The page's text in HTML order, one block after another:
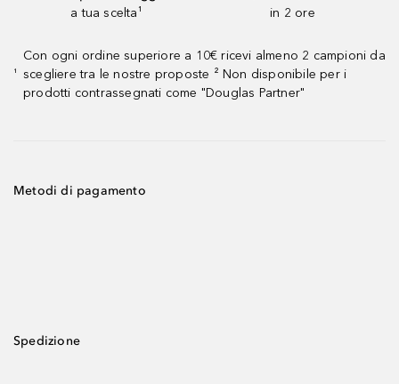
a tua scelta¹
in 2 ore
¹
Con ogni ordine superiore a 10€ ricevi almeno 2 campioni da
scegliere tra le nostre proposte ² Non disponibile per i
prodotti contrassegnati come "Douglas Partner"
Metodi di pagamento
Spedizione